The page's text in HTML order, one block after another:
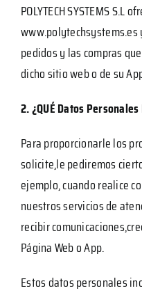
POLYTECH SYSTEMS S.L
pedidos y las compras
dicho sitio web o de su
2. ¿QUÉ Datos
Para proporcionarle los
solicite,le pediremos
ejemplo, cuando realice
nuestros servicios de
recibir
Página Web o App.
Estos datos personales